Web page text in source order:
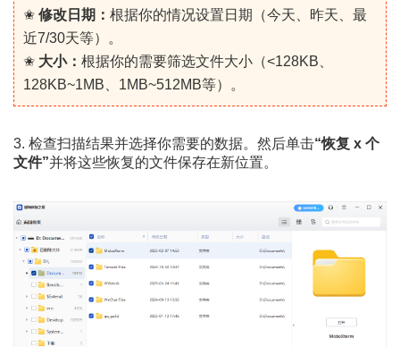
✬ 修改日期： 根据你的情况设置日期（今天、昨天、最
近7/30天等）。
✬ 大小： 根据你的需要筛选文件大小（<128KB、
128KB~1MB、1MB~512MB等）。
3. 检查扫描结果并选择你需要的数据。然后单击“恢复 x 个
文件”并将这些恢复的文件保存在新位置。